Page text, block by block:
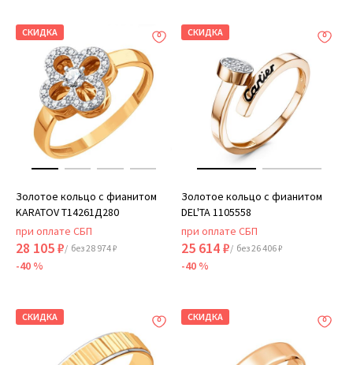
СКИДКА
Золотое кольцо с фианитом
KARATOV Т14261Д280
при оплате СБП
28 105 ₽/ без 28 974 ₽
-40 %
СКИДКА
Золотое кольцо с фианитом
DEL'TA 1105558
при оплате СБП
25 614 ₽/ без 26 406 ₽
-40 %
СКИДКА СКИДКА